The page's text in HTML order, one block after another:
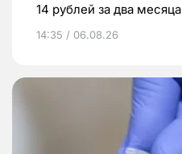
14 рублей за два месяца
14:35 / 06.08.26